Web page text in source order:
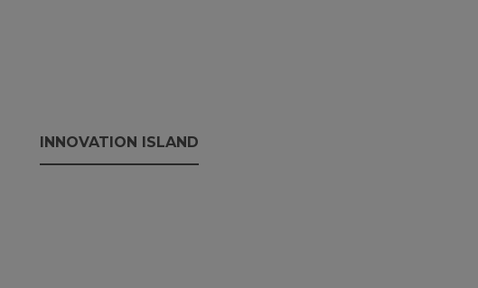
INNOVATION ISLAND